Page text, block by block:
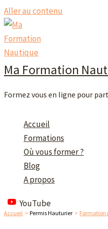
Aller au contenu
Ma Formation
Formez vous en ligne pour
Accueil
Formations
Où vous former ?
Blog
A propos
YouTube
Accueil Permis Hauturier Formation